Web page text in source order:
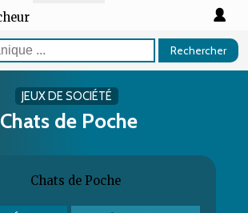
Rechercher
JEUX DE SOCIÉTÉ
Chats de Poche